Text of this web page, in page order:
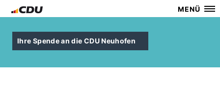
MENÜ
Ihre Spende an die CDU Neuhofen